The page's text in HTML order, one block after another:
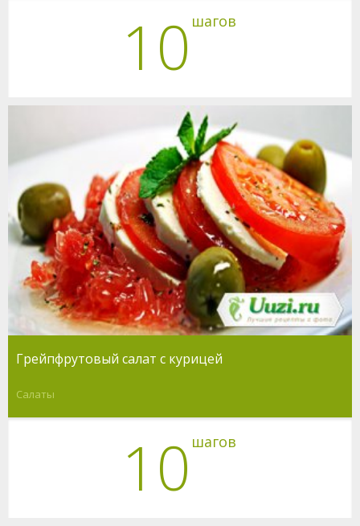
10 шагов
Грейпфрутовый салат с курицей
Салаты
10 шагов